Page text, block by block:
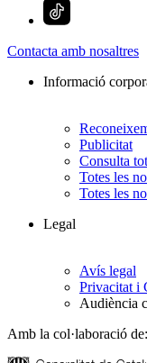
Contacta amb nosaltres
Informació
Publicitat
Consulta
Totes les
Totes les
Legal
Avís legal
Privacitat i
Audiència
Amb la col·laboració de: